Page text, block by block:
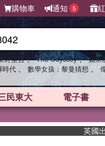
購物車 通知 5
野圭吾 、 The Odyssey 、 如果
時代 、 數學女孩：黎曼猜想 、
民東大 電子書
英國出